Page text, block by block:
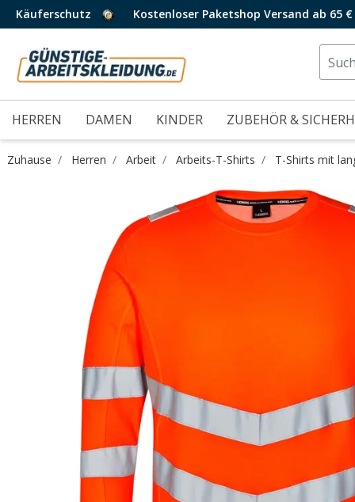
Käuferschutz Kostenloser Paketshop Versand ab 65 €
HERREN DAMEN KINDER ZUBEHÖR &
Zuhause Herren Arbeit Arbeits-T-Shirts T-Shirts mit